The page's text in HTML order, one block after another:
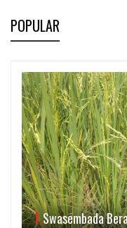
POPULAR
Swasembada